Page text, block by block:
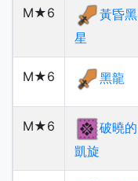
M★6
黃昏黑
星
M★6 黑龍
M★6
破曉的
凱旋